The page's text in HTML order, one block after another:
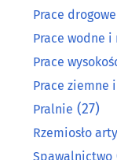
Prace
Prace wodne
Prace
Prace ziemne
Pralnie (27)
Rzemiosło
Spawalnictwo